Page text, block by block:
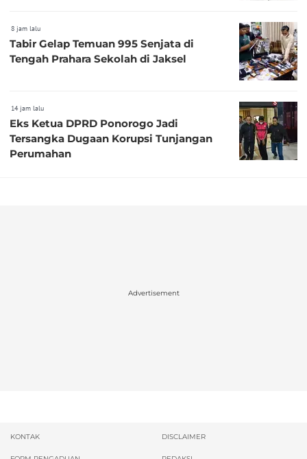
8 jam lalu
Tabir Gelap Temuan 995 Senjata di
Tengah Prahara Sekolah di Jaksel
14 jam lalu
Eks Ketua DPRD Ponorogo Jadi
Tersangka Dugaan Korupsi Tunjangan
Perumahan
Advertisement
KONTAK DISCLAIMER